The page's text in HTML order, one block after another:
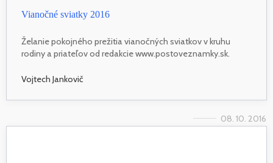
Vianočné sviatky 2016
Želanie pokojného prežitia vianočných sviatkov v kruhu
rodiny a priateľov od redakcie www.postoveznamky.sk.
Vojtech Jankovič
08. 10. 2016